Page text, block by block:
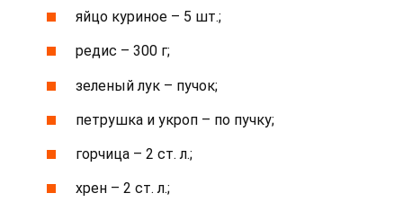
яйцо куриное – 5 шт.;
редис – 300 г;
зеленый лук – пучок;
петрушка и укроп – по пучку;
горчица – 2 ст. л.;
хрен – 2 ст. л.;